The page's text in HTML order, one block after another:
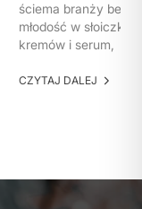
ściema branży
młodość w
kremów i serum,
CZYTAJ DALEJ